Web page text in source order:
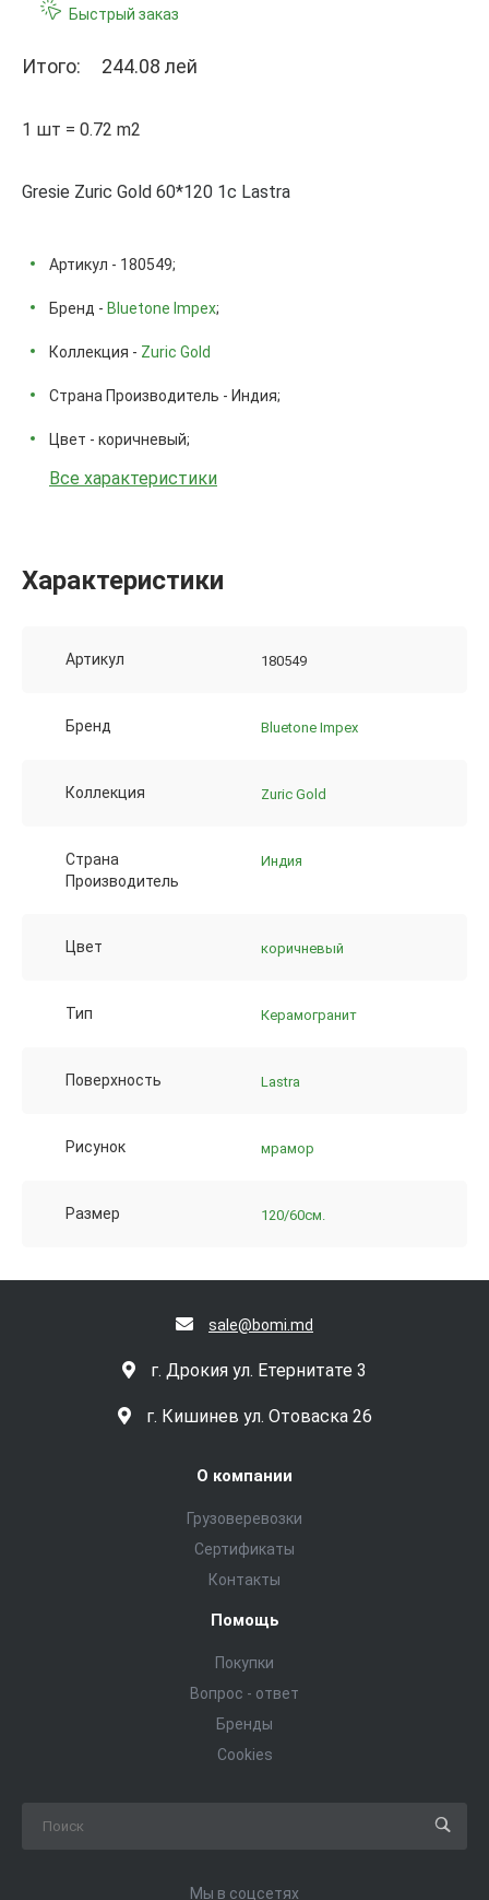
Быстрый заказ
Итого: 244.08 лей
1 шт = 0.72 m2
Gresie Zuric Gold 60*120 1c Lastra
Артикул - 180549;
Бренд - Bluetone Impex;
Коллекция - Zuric Gold
Страна Производитель - Индия;
Цвет - коричневый;
Все характеристики
Характеристики
Артикул 180549
Бренд Bluetone Impex
Коллекция Zuric Gold
Страна
Производитель
Индия
Цвет коричневый
Тип Керамогранит
Поверхность Lastra
Рисунок мрамор
Размер 120/60см.
sale@bomi.md
г. Дрокия ул. Етернитате 3
г. Кишинев ул. Отоваска 26
О компании
Грузоверевозки
Сертификаты
Контакты
Помощь
Покупки
Вопрос - ответ
Бренды
Cookies
Мы в соцсетях